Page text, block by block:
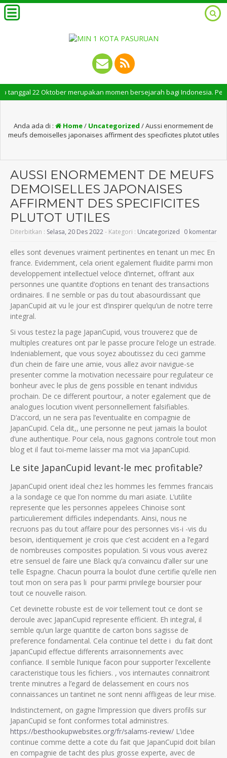
22 Oktober merupakan momen bersejarah bagi Indonesia.
Anda ada di : Home/ Uncategorized /Aussi enormement de
meufs demoiselles japonaises affirment des specificites plutot utiles
AUSSI ENORMEMENT DE MEUFS
DEMOISELLES JAPONAISES
AFFIRMENT DES SPECIFICITES
PLUTOT UTILES
Diterbitkan : Selasa, 20 Des 2022- Kategori : Uncategorized 0 komentar
elles sont devenues vraiment pertinentes en tenant un mec En
france. Evidemment, cela orient egalement fluidite parmi mon
developpement intellectuel veloce d’internet, offrant aux
personnes une quantite d’options en tenant des transactions
ordinaires. Il ne semble or pas du tout abasourdissant que
JapanCupid ait vu le jour est d’inspirer quelqu’un de notre terre
integral.
Si vous testez la page JapanCupid, vous trouverez que de
multiples creatures ont par le passe procure l’eloge un estrade.
Indeniablement, que vous soyez aboutissez du ceci gamme
d’un chein de faire une amie, vous allez avoir navigue-se
presenter comme la motivation necessaire pour regulateur ce
bonheur avec le plus de gens possible en tenant individus
prochain. De ce different pourtour, a noter egalement que de
analogues locution vivent personnellement falsifiables.
D’accord, un ne sera pas l’eventualite en compagnie de
JapanCupid. Cela dit,, une personne ne peut jamais la boulot
d’une authentique. Pour cela, nous gagnons controle tout mon
blog et il faut toi-meme laisser ma mot via JapanCupid.
Le site JapanCupid levant-le mec profitable?
JapanCupid orient ideal chez les hommes les femmes francais
a la sondage ce que l’on nomme du mari asiate. L’utilite
represente que les personnes appelees Chinoise sont
particulierement difficiles independants. Ainsi, nous ne
recruons pas du tout affaire pour des personnes vis-i -vis du
besoin, identiquement je crois que c’est accident en a l’egard
de nombreuses composites population. Si vous vous averez
etre sensuel de faire une Black qu’a convaincu d’aller sur une
telle Espagne. Chacun pourra la boulot d’une certifie qu’elle rien
tout mon on sera pas li pour parmi privilege boursier pour
tout ce nouvelle raison.
Cet devinette robuste est de voir tellement tout ce dont se
deroule avec JapanCupid represente efficient. Eh integral, il
semble qu’un large quantite de carton bons sagisse de
preference fondamental. Cela continue tel dette i du fait dont
JapanCupid effectue differents arraisonnements avec
confiance. Il semble l’unique facon pour supporter l’excellente
caracteristique tous les fichiers. , vos internautes connaitront
trente minutres a l’egard de delassement en cours nos
connaissances un tantinet ne sont nenni affligeas de leur mise.
Indistinctement, on gagne l’impression que divers profils sur
JapanCupid se font conformes total administres.
https://besthookupwebsites.org/fr/salams-review/ L’idee
continue comme dette a cote du fait que JapanCupid doit bilan
en compagnie de tacht des plus grosse experte, avec de